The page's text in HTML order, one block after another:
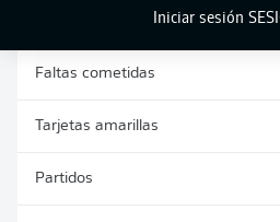
Iniciar sesión
Faltas cometidas
Tarjetas amarillas
Partidos